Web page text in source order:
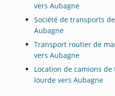
vers Aubagne
Société de transports
Aubagne
Transport routier de
vers Aubagne
Location de camions
lourde vers Aubagne